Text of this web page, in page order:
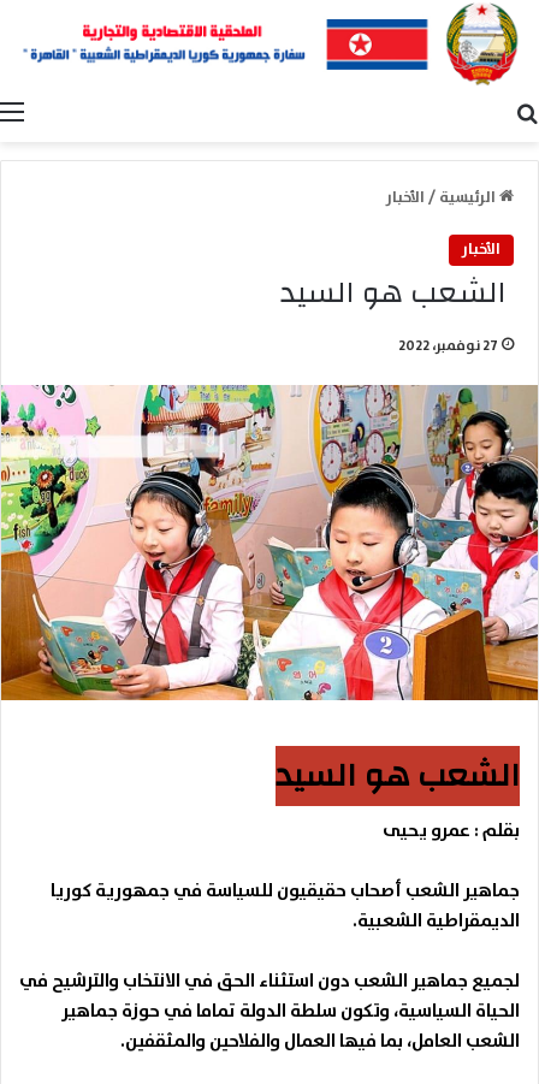
الرئيسية/الأخبار
الأخبار
الشعب هو السيد
27 نوفمبر، 2022
الشعب هو السيد
بقلم : عمرو يحيى
جماهير الشعب أصحاب حقيقيون للسياسة في جمهورية كوريا
الديمقراطية الشعبية.
لجميع جماهير الشعب دون استثناء الحق في الانتخاب والترشيح في
الحياة السياسية، وتكون سلطة الدولة تماما في حوزة جماهير
الشعب العامل، بما فيها العمال والفلاحين والمثقفين.